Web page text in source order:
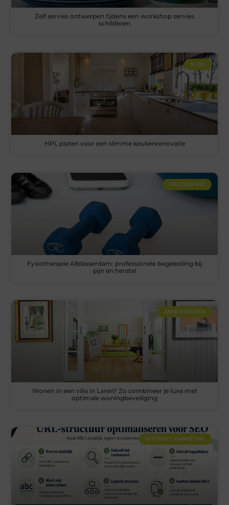
Zelf servies ontwerpen tijdens een workshop servies
schilderen
BLOG
HPL platen voor een slimme keukenrenovatie
GEZONDHEID
Fysiotherapie Alblasserdam: professionele begeleiding bij
pijn en herstel
AANBIEDINGEN
Wonen in een villa in Laren? Zo combineer je luxe met
optimale woningbeveiliging
INTERNET MARKETING